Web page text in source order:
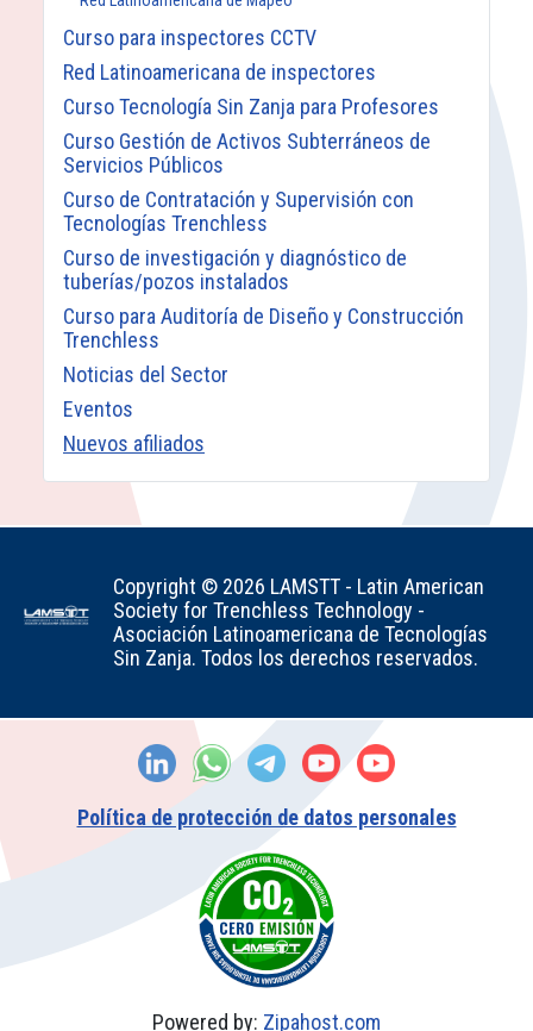
Curso para inspectores CCTV
Red Latinoamericana de inspectores
Curso Tecnología Sin Zanja para Profesores
Curso Gestión de Activos Subterráneos de
Servicios Públicos
Curso de Contratación y Supervisión con
Tecnologías Trenchless
Curso de investigación y diagnóstico de
tuberías/pozos instalados
Curso para Auditoría de Diseño y Construcción
Trenchless
Noticias del Sector
Eventos
Nuevos afiliados
Copyright © 2026 LAMSTT - Latin American
Society for Trenchless Technology -
Asociación Latinoamericana de Tecnologías
Sin Zanja. Todos los derechos reservados.
Política de protección de datos personales
Powered by: Zipahost.com